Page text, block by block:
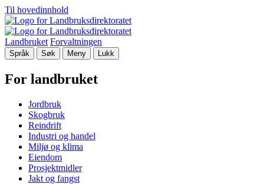
Til hovedinnhold
Landbruket Forvaltningen
Språk Søk Meny Lukk
For landbruket
Jordbruk
Skogbruk
Reindrift
Industri og handel
Miljø og klima
Eiendom
Prosjektmidler
Jakt og fangst